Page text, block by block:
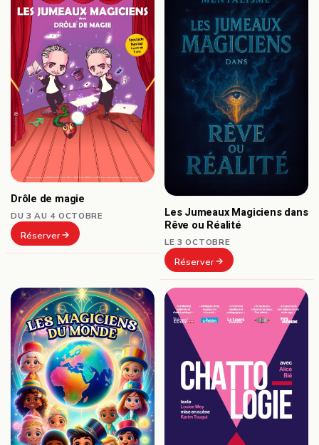
Drôle de magie
DU 3 AU 4 OCTOBRE
Réserver
Les Jumeaux Magiciens dans
Rêve ou Réalité
LE 3 OCTOBRE
Réserver